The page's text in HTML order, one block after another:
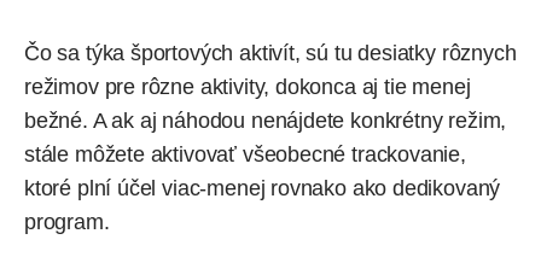
Čo sa týka športových aktivít, sú tu desiatky rôznych
režimov pre rôzne aktivity, dokonca aj tie menej
bežné. A ak aj náhodou nenájdete konkrétny režim,
stále môžete aktivovať všeobecné trackovanie,
ktoré plní účel viac-menej rovnako ako dedikovaný
program.